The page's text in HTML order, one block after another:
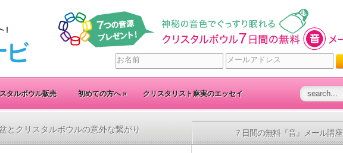
タルボウル販売 初めての方へ» クリスタリスト麻実のエッセイ
とクリスタルボウルの意外な繋がり ７日間の無料『音』メール講座